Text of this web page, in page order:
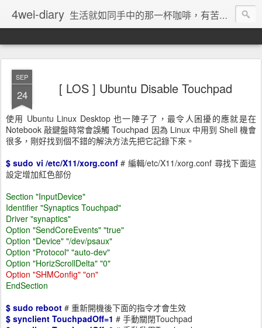
4wei-diary 生活就如同手中的那一杯咖啡，有苦澀也有甘美！懂得調配手中那杯咖啡的人，就懂得如何享受生活。
SEP
24 [ LOS ] Ubuntu Disable Touchpad
使用 Ubuntu Linux Desktop 也一陣子了，最令人困擾的應就是在
Notebook 敲鍵盤時常會誤觸 Touchpad 因為 Linux 中用到 Shell 機會
很多，剛好找到個不錯的解決方法先把它記錄下來。
$ sudo vi /etc/X11/xorg.conf # 編輯/etc/X11/xorg.conf 尋找下面這
設定增加紅色部份
Section "InputDevice"
Identifier "Synaptics Touchpad"
Driver "synaptics"
Option "SendCoreEvents" "true"
Option "Device" "/dev/psaux"
Option "Protocol" "auto-dev"
Option "HorizScrollDelta" "0"
Option "SHMConfig" "on"
EndSection
$ sudo reboot # 重新開機後下面的指令才會生效
$ synclient TouchpadOff=1 # 手動關閉Touchpad